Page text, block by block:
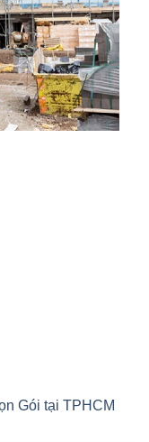
Gói tại TPHCM